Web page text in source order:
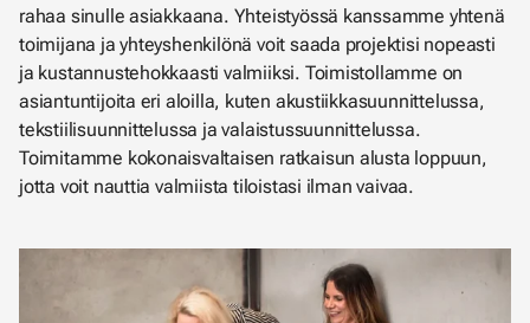
rahaa sinulle asiakkaana. Yhteistyössä kanssamme yhtenä
toimijana ja yhteyshenkilönä voit saada projektisi nopeasti
ja kustannustehokkaasti valmiiksi. Toimistollamme on
asiantuntijoita eri aloilla, kuten akustiikkasuunnittelussa,
tekstiilisuunnittelussa ja valaistussuunnittelussa.
Toimitamme kokonaisvaltaisen ratkaisun alusta loppuun,
jotta voit nauttia valmiista tiloistasi ilman vaivaa.